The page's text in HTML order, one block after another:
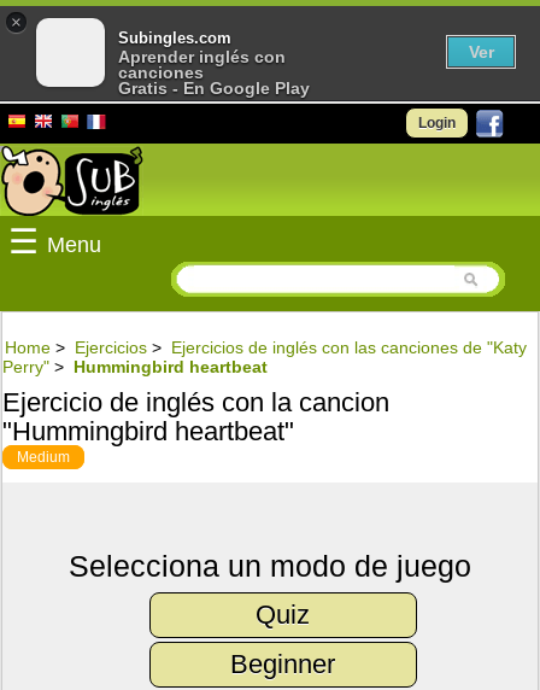
Login
☰ Menu
Home > Ejercicios > Ejercicios de inglés con las canciones de "Katy
Perry" > Hummingbird heartbeat
Ejercicio de inglés con la cancion
"Hummingbird heartbeat"
Medium
Selecciona un modo de juego
Quiz
Beginner
×
Subingles.com
Aprender inglés con
canciones
Gratis - En Google Play
Ver